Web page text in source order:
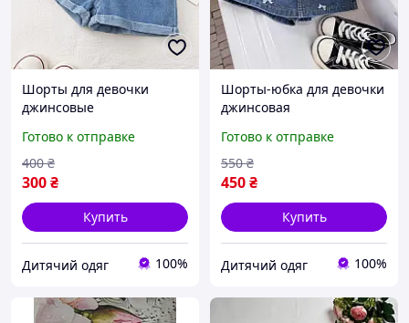
Шорты для девочки
джинсовые
Готово к отправке
300₴
400 ₴
Купить
Дитячий одяг 100%
Шорты-юбка для девочки
джинсовая
Готово к отправке
450₴
550 ₴
Купить
Дитячий одяг 100%